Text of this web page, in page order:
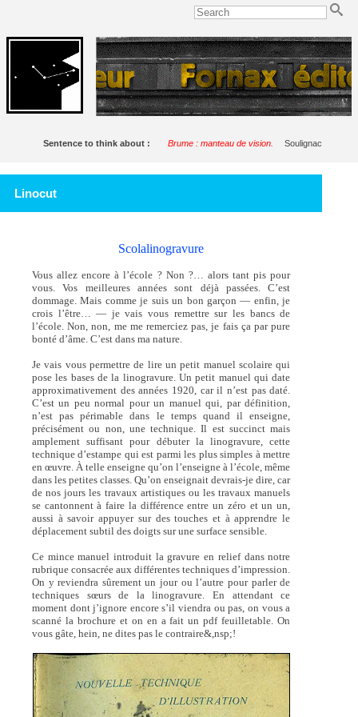
Sentence to think about : Brume : manteau de vision. Soulignac
Linocut
Scolalinogravure
Vous allez encore à l’école ? Non ?… alors tant pis pour
vous. Vos meilleures années sont déjà passées. C’est
dommage. Mais comme je suis un bon garçon — enfin, je
crois l’être… — je vais vous remettre sur les bancs de
l’école. Non, non, me me remerciez pas, je fais ça par pure
bonté d’âme. C’est dans ma nature.
Je vais vous permettre de lire un petit manuel scolaire qui
pose les bases de la linogravure. Un petit manuel qui date
approximativement des années 1920, car il n’est pas daté.
C’est un peu normal pour un manuel qui, par définition,
n’est pas périmable dans le temps quand il enseigne,
précisément ou non, une technique. Il est succinct mais
amplement suffisant pour débuter la linogravure, cette
technique d’estampe qui est parmi les plus simples à mettre
en œuvre. À telle enseigne qu’on l’enseigne à l’école, même
dans les petites classes. Qu’on enseignait devrais-je dire, car
de nos jours les travaux artistiques ou les travaux manuels
se cantonnent à faire la différence entre un zéro et un un,
aussi à savoir appuyer sur des touches et à apprendre le
déplacement subtil des doigts sur une surface sensible.
Ce mince manuel introduit la gravure en relief dans notre
rubrique consacrée aux différentes techniques d’impression.
On y reviendra sûrement un jour ou l’autre pour parler de
techniques sœurs de la linogravure. En attendant ce
moment dont j’ignore encore s’il viendra ou pas, on vous a
scanné la brochure et on en a fait un pdf feuilletable. On
vous gâte, hein, ne dites pas le contraire&,nsp;!